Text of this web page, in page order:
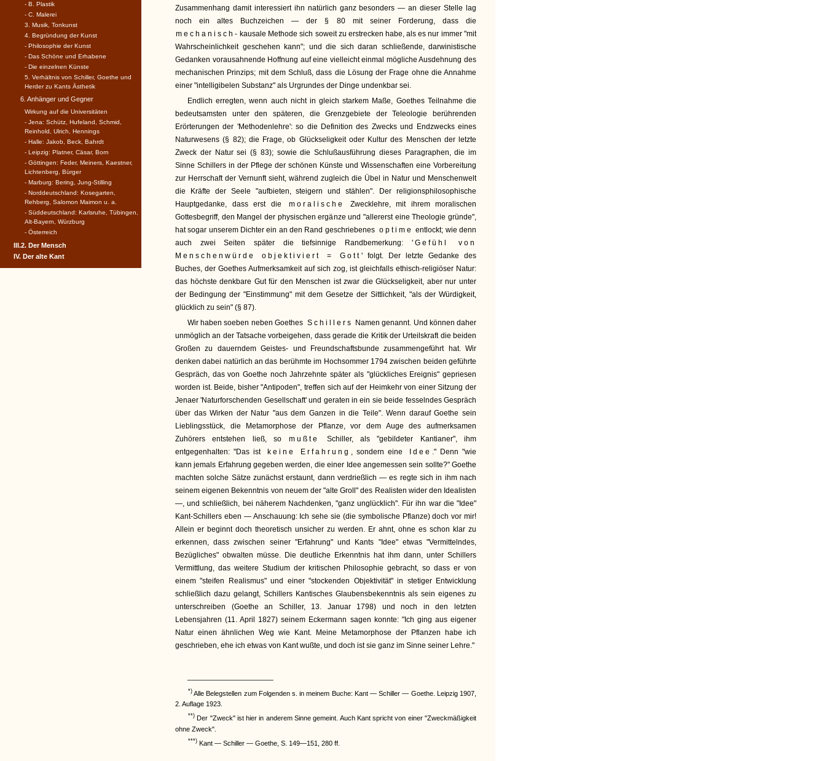
Zusammenhang damit interessiert ihn natürlich ganz besonders — an dieser Stelle lag
noch ein altes Buchzeichen — der § 80 mit seiner Forderung, dass die
mechanisch- kausale Methode sich soweit zu erstrecken habe, als es nur immer "mit
Wahrscheinlichkeit geschehen kann"; und die sich daran schließende, darwinistische
Gedanken vorausahnende Hoffnung auf eine vielleicht einmal mögliche Ausdehnung des
mechanischen Prinzips; mit dem Schluß, dass die Lösung der Frage ohne die Annahme
einer "intelligibelen Substanz" als Urgrundes der Dinge undenkbar sei.
Endlich erregten, wenn auch nicht in gleich starkem Maße, Goethes Teilnahme die
bedeutsamsten unter den späteren, die Grenzgebiete der Teleologie berührenden
Erörterungen der 'Methodenlehre': so die Definition des Zwecks und Endzwecks eines
Naturwesens (§ 82); die Frage, ob Glückseligkeit oder Kultur des Menschen der letzte
Zweck der Natur sei (§ 83); sowie die Schlußausführung dieses Paragraphen, die im
Sinne Schillers in der Pflege der schönen Künste und Wissenschaften eine Vorbereitung
zur Herrschaft der Vernunft sieht, während zugleich die Übel in Natur und Menschenwelt
die Kräfte der Seele "aufbieten, steigern und stählen". Der religionsphilosophische
Hauptgedanke, dass erst die
moralische
Zwecklehre, mit ihrem moralischen
Gottesbegriff, den Mangel der physischen ergänze und "allererst eine Theologie gründe",
hat sogar unserem Dichter ein an den Rand geschriebenes optime entlockt; wie denn
auch zwei Seiten später die tiefsinnige Randbemerkung: 'Gefühl von
Menschenwürde objektiviert = Gott ' folgt. Der letzte Gedanke des
Buches, der Goethes Aufmerksamkeit auf sich zog, ist gleichfalls ethisch-religiöser Natur:
das höchste denkbare Gut für den Menschen ist zwar die Glückseligkeit, aber nur unter
der Bedingung der "Einstimmung" mit dem Gesetze der Sittlichkeit, "als der Würdigkeit,
glücklich zu sein" (§ 87).
Wir haben soeben neben Goethes Schillers Namen genannt. Und können daher
unmöglich an der Tatsache vorbeigehen, dass gerade die Kritik der Urteilskraft die beiden
Großen zu dauerndem Geistes- und Freundschaftsbunde zusammengeführt hat. Wir
denken dabei natürlich an das berühmte im Hochsommer 1794 zwischen beiden geführte
Gespräch, das von Goethe noch Jahrzehnte später als "glückliches Ereignis" gepriesen
worden ist. Beide, bisher "Antipoden", treffen sich auf der Heimkehr von einer Sitzung der
Jenaer 'Naturforschenden Gesellschaft' und geraten in ein sie beide fesselndes Gespräch
über das Wirken der Natur "aus dem Ganzen in die Teile". Wenn darauf Goethe sein
Lieblingsstück, die Metamorphose der Pflanze, vor dem Auge des aufmerksamen
Zuhörers entstehen ließ, so mußte
Schiller, als "gebildeter Kantianer", ihm
entgegenhalten: "Das ist keine Erfahrung , sondern eine Idee ." Denn "wie
kann jemals Erfahrung gegeben werden, die einer Idee angemessen sein sollte?" Goethe
machten solche Sätze zunächst erstaunt, dann verdrießlich — es regte sich in ihm nach
seinem eigenen Bekenntnis von neuem der "alte Groll" des Realisten wider den Idealisten
—, und schließlich, bei näherem Nachdenken, "ganz unglücklich". Für ihn war die "Idee"
Kant-Schillers eben — Anschauung: Ich sehe sie (die symbolische Pflanze) doch vor mir!
Allein er beginnt doch theoretisch unsicher zu werden. Er ahnt, ohne es schon klar zu
erkennen, dass zwischen seiner "Erfahrung" und Kants "Idee" etwas "Vermittelndes,
Bezügliches" obwalten müsse. Die deutliche Erkenntnis hat ihm dann, unter Schillers
Vermittlung, das weitere Studium der kritischen Philosophie gebracht, so dass er von
einem "steifen Realismus" und einer "stockenden Objektivität" in stetiger Entwicklung
schließlich dazu gelangt, Schillers Kantisches Glaubensbekenntnis als sein eigenes zu
unterschreiben (Goethe an Schiller, 13. Januar 1798) und noch in den letzten
Lebensjahren (11. April 1827) seinem Eckermann sagen konnte: "Ich ging aus eigener
Natur einen ähnlichen Weg wie Kant. Meine Metamorphose der Pflanzen habe ich
geschrieben, ehe ich etwas von Kant wußte, und doch ist sie ganz im Sinne seiner Lehre."
*) Alle Belegstellen zum Folgenden s. in meinem Buche: Kant — Schiller — Goethe. Leipzig 1907,
2. Auflage 1923.
**) Der "Zweck" ist hier in anderem Sinne gemeint. Auch Kant spricht von einer "Zweckmäßigkeit
ohne Zweck".
***) Kant — Schiller — Goethe, S. 149—151, 280 ff.
- B. Plastik
- C. Malerei
3. Musik, Tonkunst
4. Begründung der Kunst
- Philosophie der Kunst
- Das Schöne und Erhabene
- Die einzelnen Künste
5. Verhältnis von Schiller, Goethe und
Herder zu Kants Ästhetik
6. Anhänger und Gegner
Wirkung auf die Universitäten
- Jena: Schütz, Hufeland, Schmid,
Reinhold, Ulrich, Hennings
- Halle: Jakob, Beck, Bahrdt
- Leipzig: Platner, Cäsar, Born
- Göttingen: Feder, Meiners, Kaestner,
Lichtenberg, Bürger
- Marburg: Bering, Jung-Stilling
- Norddeutschland: Kosegarten,
Rehberg, Salomon Maimon u. a.
- Süddeutschland: Karlsruhe, Tübingen,
Alt-Bayern, Würzburg
- Österreich
III.2. Der Mensch
IV. Der alte Kant